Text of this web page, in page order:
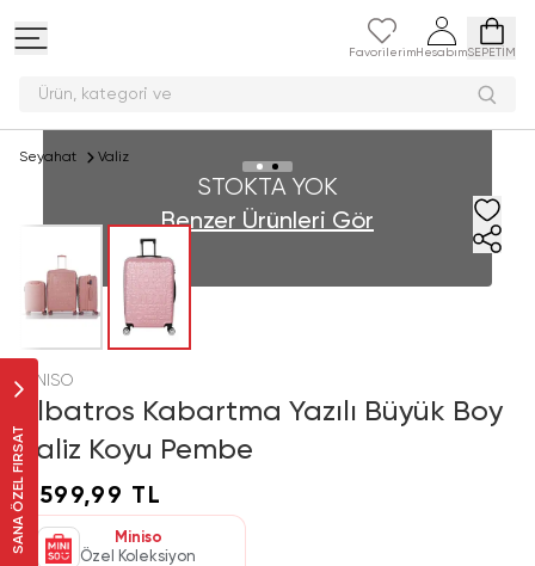
Favorilerim HesabımSEPETİM
Ürün, kategori
SANA ÖZEL FIRSAT
Seyahat Valiz
STOKTA YOK
Benzer Ürünleri Gör
MINISO
Albatros Kabartma Yazılı Büyük Boy
Valiz Koyu Pembe
1.599,99 TL
Miniso
Özel Koleksiyon